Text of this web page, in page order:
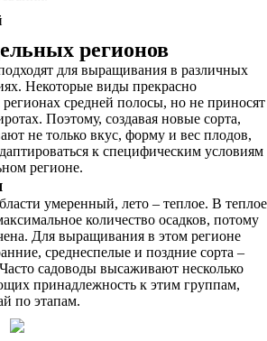
регионов
для выращивания в различных
Некоторые виды прекрасно
средней полосы, но не приносят
Поэтому, создавая новые сорта,
не только вкус, форму и вес плодов,
к специфическим условиям
регионе.
умеренный, лето – теплое. В теплое
количество осадков, потому
Для выращивания в этом регионе
среднеспелые и поздние сорта –
садоводы высаживают несколько
принадлежность к этим группам,
по этапам.